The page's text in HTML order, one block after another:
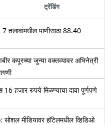
ट्रेंडिंग
तलावांमधील पाणीसाठा 88.40
जुन्या वक्तव्यावर अभिनेत्री
हजार रुपये मिळण्याचा दावा पूर्णपणे
मीडियावर हॉटेलमधील व्हिडिओ